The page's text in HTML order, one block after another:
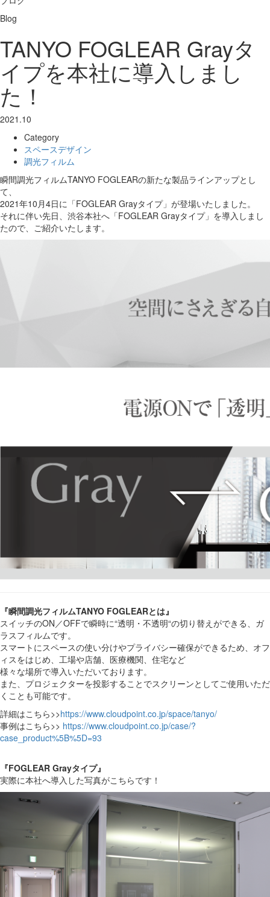
Blog
TANYO FOGLEAR Grayタ
イプを本社に導入しまし
た！
2021.10
Category
スペースデザイン
調光フィルム
瞬間調光フィルムTANYO FOGLEARの新たな製品ラインアップとし
て、
2021年10月4日に「FOGLEAR Grayタイプ」が登場いたしました。
それに伴い先日、渋谷本社へ「FOGLEAR Grayタイプ」を導入しまし
たので、ご紹介いたします。
『瞬間調光フィルムTANYO FOGLEARとは』
スイッチのON／OFFで瞬時に“透明・不透明“の切り替えができる、ガ
ラスフィルムです。
スマートにスペースの使い分けやプライバシー確保ができるため、オフ
ィスをはじめ、工場や店舗、医療機関、住宅など
様々な場所で導入いただいております。
また、プロジェクターを投影することでスクリーンとしてご使用いただ
くことも可能です。
詳細はこちら>>https://www.cloudpoint.co.jp/space/tanyo/
事例はこちら>> https://www.cloudpoint.co.jp/case/?
case_product%5B%5D=93
『FOGLEAR Grayタイプ』
実際に本社へ導入した写真がこちらです！